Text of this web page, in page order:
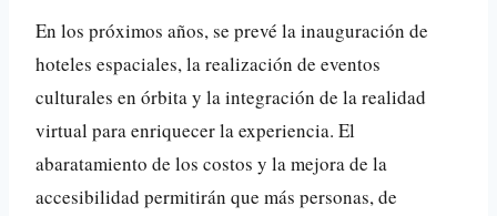
En los próximos años, se prevé la inauguración de
hoteles espaciales, la realización de eventos
culturales en órbita y la integración de la realidad
virtual para enriquecer la experiencia. El
abaratamiento de los costos y la mejora de la
accesibilidad permitirán que más personas, de